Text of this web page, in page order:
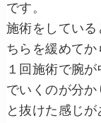
です。
施術をしてい
ちらを緩めてか
１回施術で腕
でいくのが分
と抜けた感じが